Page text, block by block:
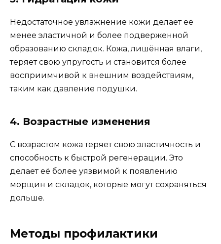
Недостаточное увлажнение кожи делает её
менее эластичной и более подверженной
образованию складок. Кожа, лишённая влаги,
теряет свою упругость и становится более
восприимчивой к внешним воздействиям,
таким как давление подушки.
4. Возрастные изменения
С возрастом кожа теряет свою эластичность и
способность к быстрой регенерации. Это
делает её более уязвимой к появлению
морщин и складок, которые могут сохраняться
дольше.
Методы профилактики